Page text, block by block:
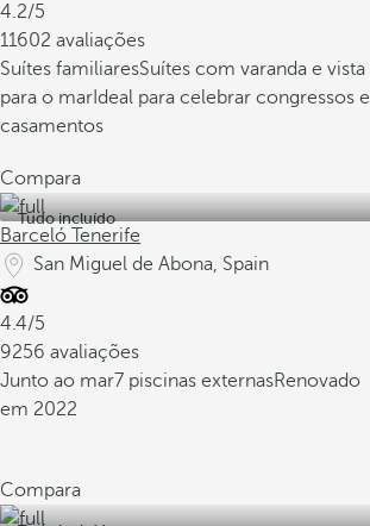
4.2/5
11602 avaliações
Suítes familiaresSuítes com varanda e vista
para o mar Ideal para celebrar congressos e
casamentos
Compara
Tudo incluído
Barceló Tenerife
San Miguel de Abona, Spain
4.4/5
9256 avaliações
Junto ao mar7 piscinas externasRenovado
em 2022
Compara